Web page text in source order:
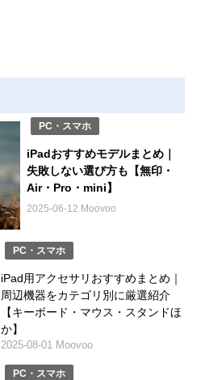
PC・スマホ
iPadおすすめモデルまとめ｜
失敗しない選び方も【無印・
Air・Pro・mini】
2025-06-12 Moovoo
PC・スマホ
iPad用アクセサリおすすめまとめ｜
周辺機器をカテゴリ別に厳選紹介
【キーボード・マウス・スタンドほ
か】
2025-08-01 Moovoo
PC・スマホ